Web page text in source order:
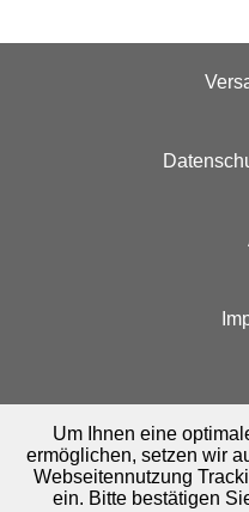
Um Ihnen eine
ermöglichen, setzen wir
Webseitennutzung
ein. Bitte bestätigen